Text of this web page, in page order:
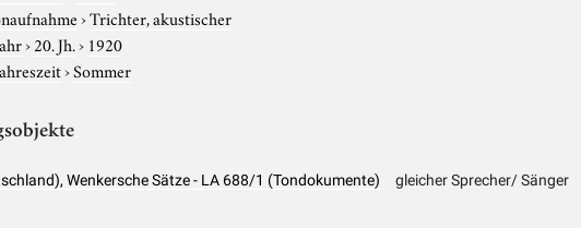
›Trichter, akustischer
›20. Jh.› 1920
›Sommer
Wenkersche Sätze - LA 688/1 (Tondokumente) gleicher Sprecher/ Sänger